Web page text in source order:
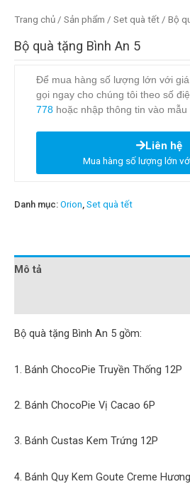
Trang chủ / Sản phẩm / Set quà tết / Bộ
Bộ quà tặng Bình An 5
Để mua hàng số lượng lớn với
gọi ngay cho chúng tôi theo số
778 hoặc nhập thông tin vào mẫu
Liên hệ
Mua hàng số lượng lớn
Danh mục: Orion, Set quà tết
Mô tả
Bộ quà tặng Bình An 5 gồm:
1. Bánh ChocoPie Truyền Thống 12P
2. Bánh ChocoPie Vị Cacao 6P
3. Bánh Custas Kem Trứng 12P
4. Bánh Quy Kem Goute Creme